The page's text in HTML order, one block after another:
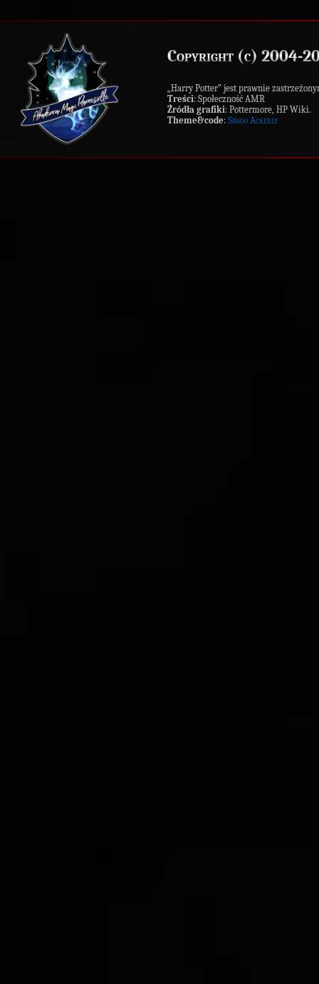
Copyright (c) 2004-
„Harry Potter” jest prawnie
Treści: Społeczność AMR
Źródła grafiki: Pottermore, HP Wiki.
Theme&code: Shado Ackerly